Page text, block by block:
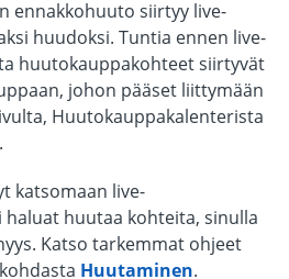
ennakkohuuto siirtyy live-
huudoksi. Tuntia ennen live-
huutokauppakohteet siirtyvät
johon pääset liittymään
Huutokauppakalenterista
katsomaan live-
huutaa kohteita, sinulla
Katso tarkemmat ohjeet
Huutaminen.